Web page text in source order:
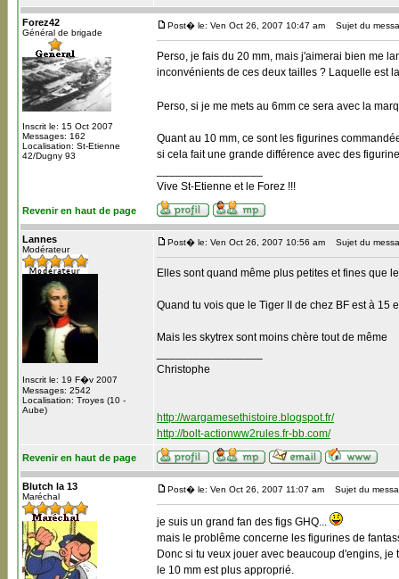
Forez42
Général de brigade
Inscrit le: 15 Oct 2007
Messages: 162
Localisation: St-Etienne
42/Dugny 93
Post� le: Ven Oct 26, 2007 10:47 am Sujet du
Perso, je fais du 20 mm, mais j'aimerai bien me
inconvénients de ces deux tailles ? Laquelle est
Perso, si je me mets au 6mm ce sera avec la
Quant au 10 mm, ce sont les figurines
si cela fait une grande différence avec des
Vive St-Etienne et le Forez !!!
Revenir en haut de page
Lannes
Modérateur
Inscrit le: 19 F�v 2007
Messages: 2542
Localisation: Troyes (10 -
Aube)
Post� le: Ven Oct 26, 2007 10:56 am Sujet du
Elles sont quand même plus petites et fines que
Quand tu vois que le Tiger II de chez BF est à
Mais les skytrex sont moins chère tout de même
Christophe
http://wargamesethistoire.blogspot.fr/
http://bolt-actionww2rules.fr-bb.com/
Revenir en haut de page
Blutch la 13
Maréchal
Post� le: Ven Oct 26, 2007 11:07 am Sujet du
je suis un grand fan des figs GHQ...
mais le problême concerne les figurines de
Donc si tu veux jouer avec beaucoup d'engins,
le 10 mm est plus approprié.